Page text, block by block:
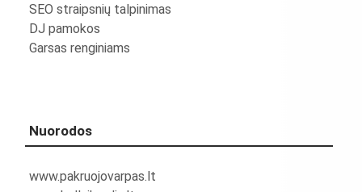
SEO straipsnių talpinimas
DJ pamokos
Garsas renginiams
Nuorodos
www.pakruojovarpas.lt